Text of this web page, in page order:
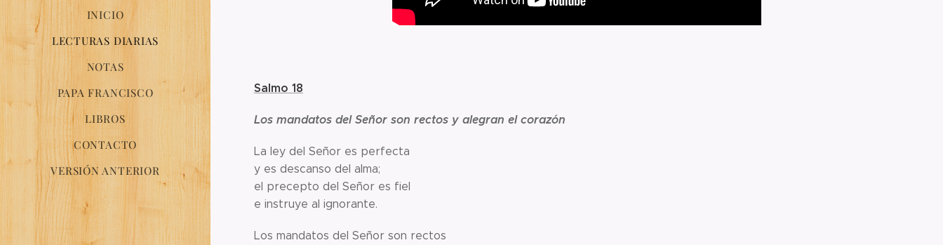
INICIO
LECTURAS DIARIAS
NOTAS
PAPA FRANCISCO
LIBROS
CONTACTO
VERSIÓN ANTERIOR
Salmo 18
Los mandatos del Señor son rectos y alegran el corazón
La ley del Señor es perfecta
y es descanso del alma;
el precepto del Señor es fiel
e instruye al ignorante.
Los mandatos del Señor son rectos